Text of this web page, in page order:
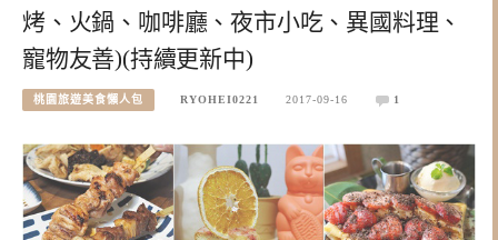
烤、火鍋、咖啡廳、夜市小吃、異國料理、
寵物友善)(持續更新中)
桃園旅遊美食懶人包 RYOHEI0221 2017-09-16 1